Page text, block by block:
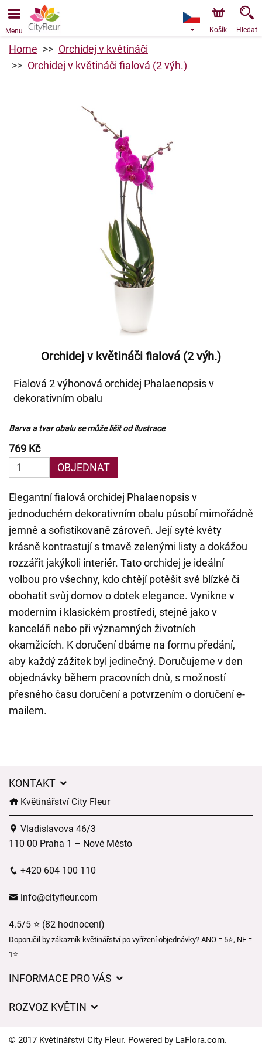
Objednávky přes e-shop přijímáme. Nejbližší možné
doručení je od 10.8.2026 z důvodu dovolené.
Menu Košík Hledat
Home
Orchidej v květináči
Orchidej v květináči fialová (2 výh.)
Orchidej v květináči fialová (2 výh.)
Fialová 2 výhonová orchidej Phalaenopsis v
dekorativním obalu
Barva a tvar obalu se může lišit od ilustrace
769 Kč
OBJEDNAT
Elegantní fialová orchidej Phalaenopsis v
jednoduchém dekorativním obalu působí mimořádně
jemně a sofistikovaně zároveň. Její syté květy
krásně kontrastují s tmavě zelenými listy a dokážou
rozzářit jakýkoli interiér. Tato orchidej je ideální
volbou pro všechny, kdo chtějí potěšit své blízké či
obohatit svůj domov o dotek elegance. Vynikne v
moderním i klasickém prostředí, stejně jako v
kanceláři nebo při významných životních
okamžicích. K doručení dbáme na formu předání,
aby každý zážitek byl jedinečný. Doručujeme v den
objednávky během pracovních dnů, s možností
přesného času doručení a potvrzením o doručení e-
mailem.
KONTAKT
Květinářství City Fleur
Vladislavova 46/3
110 00 Praha 1 – Nové Město
+420 604 100 110
info@cityfleur.com
4.5/5 ⭐ (82 hodnocení)
Doporučil by zákazník květinářství po vyřízení objednávky? ANO = 5⭐, NE =
1⭐
INFORMACE PRO VÁS
Ochrana osobních údajů
ROZVOZ KVĚTIN
Kam doručujeme květiny
© 2017 Květinářství City Fleur. Powered by LaFlora.com.